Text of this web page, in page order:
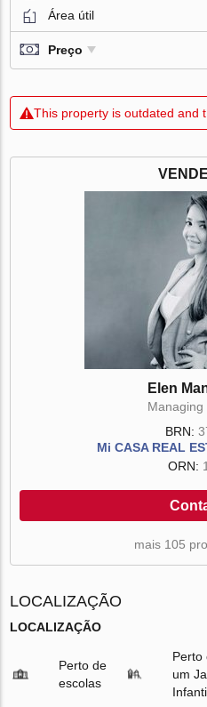
Área útil
Preço
This property is outdated and
Elen
Managing
BRN:
Mi CASA REAL
ORN:
mais 105
LOCALIZAÇÃO
LOCALIZAÇÃO
Perto de
escolas
Perto
um